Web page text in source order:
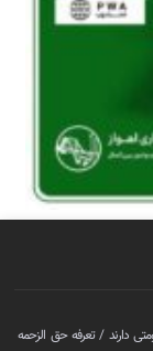
دارند / تعرفه حق الزحمه